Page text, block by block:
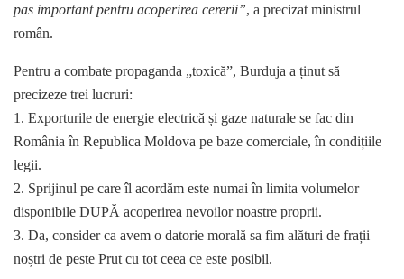
pas important pentru acoperirea cererii”, a precizat ministrul
român.
Pentru a combate propaganda „toxică”, Burduja a ținut să
precizeze trei lucruri:
1. Exporturile de energie electrică și gaze naturale se fac din
România în Republica Moldova pe baze comerciale, în condițiile
legii.
2. Sprijinul pe care îl acordăm este numai în limita volumelor
disponibile DUPĂ acoperirea nevoilor noastre proprii.
3. Da, consider ca avem o datorie morală sa fim alături de frații
noștri de peste Prut cu tot ceea ce este posibil.